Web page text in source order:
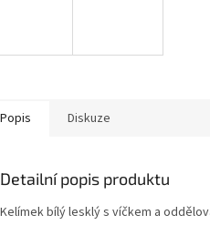
Popis Diskuze
Detailní popis produktu
Kelímek bílý lesklý s víčkem a